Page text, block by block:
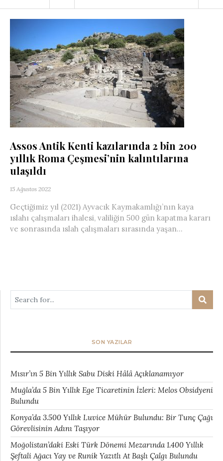
Assos Antik Kenti kazılarında 2 bin 200
yıllık Roma Çeşmesi’nin kalıntılarına
ulaşıldı
15 Ağustos 2022
Geçtiğimiz yıl (2021) Ayvacık Kaymakamlığı’nın kaya
ıslahı çalışmaları ihalesi, valiliğin 500 gün kapatma kararı
ve sonrasında ıslah çalışmaları sırasında yaşan...
SON YAZILAR
Mısır’ın 5 Bin Yıllık Sabu Diski Hâlâ Açıklanamıyor
Muğla’da 5 Bin Yıllık Ege Ticaretinin İzleri: Melos Obsidyeni
Bulundu
Konya’da 3.500 Yıllık Luvice Mühür Bulundu: Bir Tunç Çağı
Görevlisinin Adını Taşıyor
Moğolistan’daki Eski Türk Dönemi Mezarında 1.400 Yıllık
Şeftali Ağacı Yay ve Runik Yazıtlı At Başlı Çalgı Bulundu